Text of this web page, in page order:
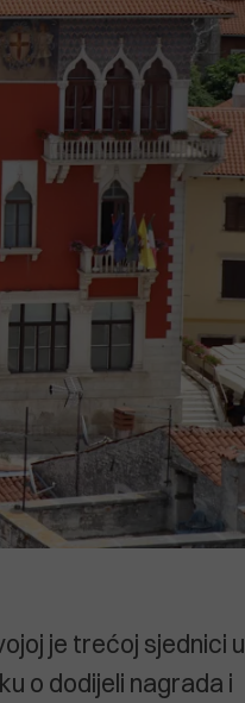
je trećoj sjednici u
o dodijeli nagrada i